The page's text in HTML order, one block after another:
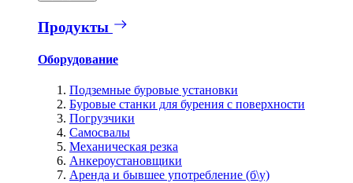
Продукты
Оборудование
Подземные буровые установки
Буровые станки для бурения с поверхности
Погрузчики
Самосвалы
Механическая резка
Анкероустановщики
Аренда и бывшее употребление (б\у)